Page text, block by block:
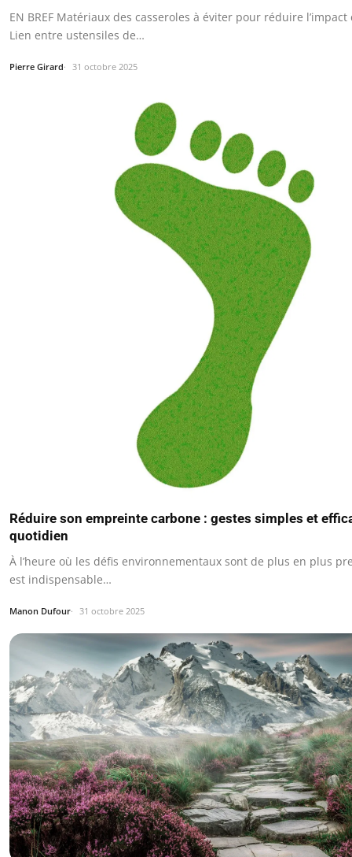
EN BREF Matériaux des casseroles à éviter pour réduire l’impact
Lien entre ustensiles de…
Pierre Girard 31 octobre 2025
Réduire son empreinte carbone : gestes simples et
quotidien
À l’heure où les défis environnementaux sont de plus en plus
est indispensable…
Manon Dufour 31 octobre 2025